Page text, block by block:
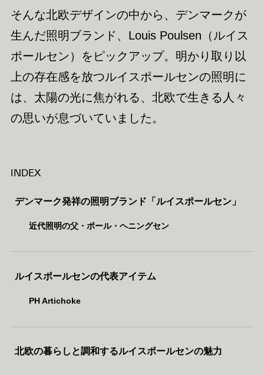
そんな北欧デザインの中から、デンマークが
生んだ照明ブランド、Louis Poulsen（ルイス
ポールセン）をピックアップ。明かり取り以
上の存在感を放つルイスポールセンの照明に
は、太陽の光に焦がれる、北欧で生きる人々
の思いが息づいていました。
INDEX
デンマーク発祥の照明ブランド「ルイスポールセン」
近代照明の父・ポール・ヘニングセン
ルイスポールセンの代表アイテム
PH Artichoke
北欧の暮らしと調和するルイスポールセンの魅力